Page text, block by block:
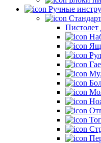
Ручные
Пистолет